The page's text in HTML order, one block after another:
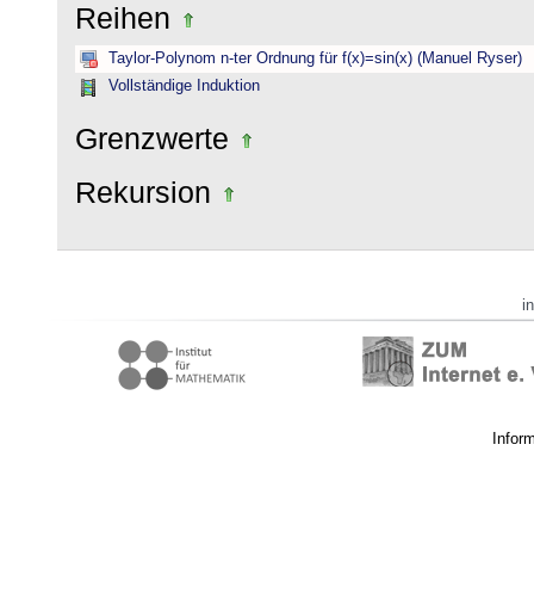
Reihen
Taylor-Polynom n-ter Ordnung für f(x)=sin(x) (Manuel Ryser)
Vollständige Induktion
Grenzwerte
Rekursion